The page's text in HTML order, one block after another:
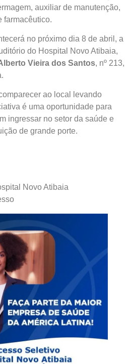
auxiliar de manutenção,
farmacêutico.
no próximo dia 8 de abril, a
do Hospital Novo Atibaia,
Vieira dos Santos, nº 213,
ao local levando
é uma oportunidade para
ingressar no setor da saúde e
de grande porte.
Novo Atibaia